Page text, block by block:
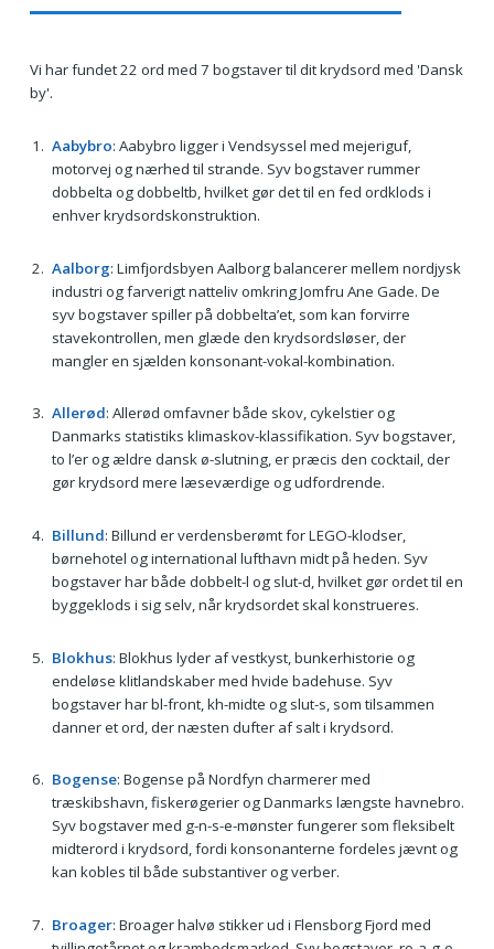
Vi har fundet 22 ord med 7 bogstaver til dit krydsord med 'Dansk
by'.
Aabybro: Aabybro ligger i Vendsyssel med mejeriguf,
motorvej og nærhed til strande. Syv bogstaver rummer
dobbelta og dobbeltb, hvilket gør det til en fed ordklods i
enhver krydsordskonstruktion.
Aalborg: Limfjordsbyen Aalborg balancerer mellem nordjysk
industri og farverigt natteliv omkring Jomfru Ane Gade. De
syv bogstaver spiller på dobbelta’et, som kan forvirre
stavekontrollen, men glæde den krydsordsløser, der
mangler en sjælden konsonant-vokal-kombination.
Allerød: Allerød omfavner både skov, cykelstier og
Danmarks statistiks klimaskov-klassifikation. Syv bogstaver,
to l’er og ældre dansk ø-slutning, er præcis den cocktail, der
gør krydsord mere læseværdige og udfordrende.
Billund: Billund er verdensberømt for LEGO-klodser,
børnehotel og international lufthavn midt på heden. Syv
bogstaver har både dobbelt-l og slut-d, hvilket gør ordet til en
byggeklods i sig selv, når krydsordet skal konstrueres.
Blokhus: Blokhus lyder af vestkyst, bunkerhistorie og
endeløse klitlandskaber med hvide badehuse. Syv
bogstaver har bl-front, kh-midte og slut-s, som tilsammen
danner et ord, der næsten dufter af salt i krydsord.
Bogense: Bogense på Nordfyn charmerer med
træskibshavn, fiskerøgerier og Danmarks længste havnebro.
Syv bogstaver med g-n-s-e-mønster fungerer som fleksibelt
midterord i krydsord, fordi konsonanterne fordeles jævnt og
kan kobles til både substantiver og verber.
Broager: Broager halvø stikker ud i Flensborg Fjord med